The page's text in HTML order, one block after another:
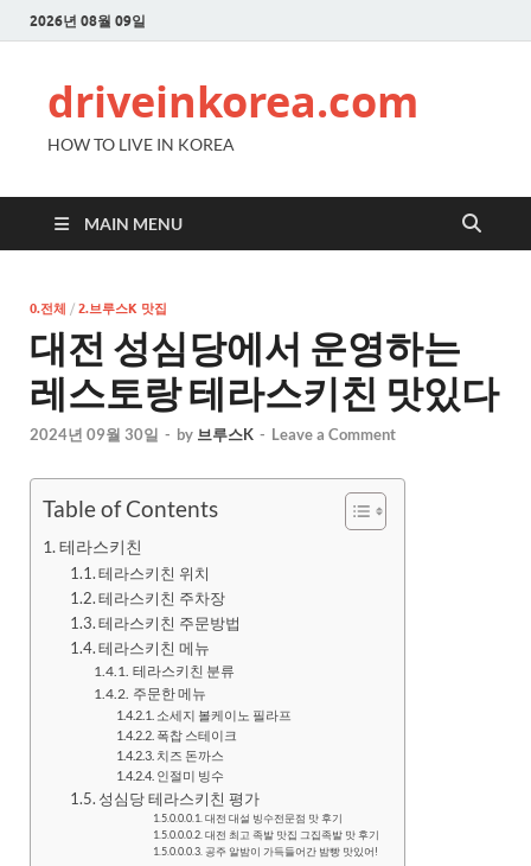
2026년 08월 09일
driveinkorea.com
HOW TO LIVE IN KOREA
MAIN MENU
0.전체 / 2.브루스K 맛집
대전 성심당에서 운영하는
레스토랑 테라스키친 맛있다
2024년 09월 30일 - by 브루스K - Leave a Comment
Table of Contents
테라스키친
테라스키친 위치
테라스키친 주차장
테라스키친 주문방법
테라스키친 메뉴
테라스키친 분류
주문한 메뉴
소세지 볼케이노 필라프
폭찹 스테이크
치즈 돈까스
인절미 빙수
성심당 테라스키친 평가
대전 대설 빙수전문점 맛 후기
대전 최고 족발 맛집 그집족발 맛 후기
공주 알밤이 가득들어간 밤빵 맛있어!